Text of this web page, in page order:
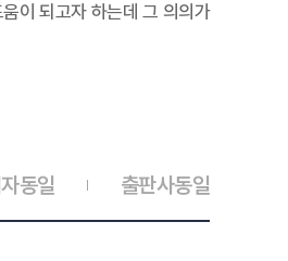
이 되고자 하는데 그 의의가
출판사동일
동일